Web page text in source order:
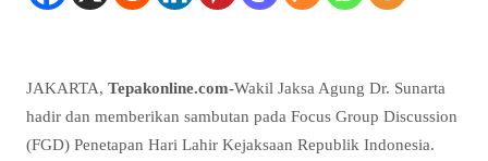
JAKARTA, Tepakonline.com-Wakil Jaksa Agung Dr. Sunarta
hadir dan memberikan sambutan pada Focus Group Discussion
(FGD) Penetapan Hari Lahir Kejaksaan Republik Indonesia.